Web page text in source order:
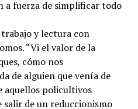
a fuerza de simplificar todo
y lectura con
“Vi el valor de la
cómo nos
de alguien que venía de
aquellos policultivos
salir de un reduccionismo